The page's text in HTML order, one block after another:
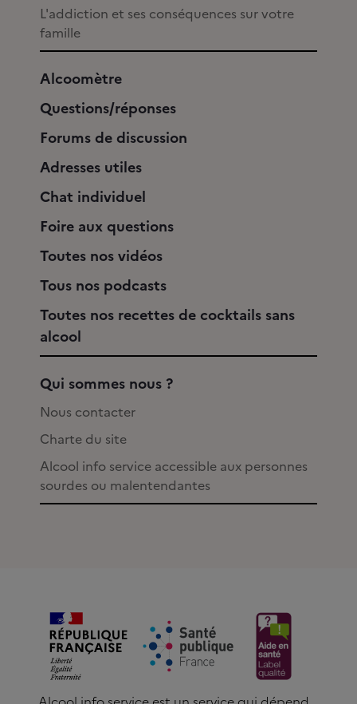
L'addiction et ses conséquences sur votre
famille
Alcoomètre
Questions/réponses
Forums de discussion
Adresses utiles
Chat individuel
Foire aux questions
Toutes nos vidéos
Tous nos podcasts
Toutes nos recettes de cocktails sans
alcool
Qui sommes nous ?
Nous contacter
Charte du site
Alcool info service accessible aux personnes
sourdes ou malentendantes